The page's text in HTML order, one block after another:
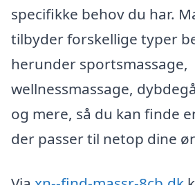
specifikke behov du har.
tilbyder forskellige typer
herunder sportsmassage,
wellnessmassage,
og mere, så du kan finde
der passer til netop dine